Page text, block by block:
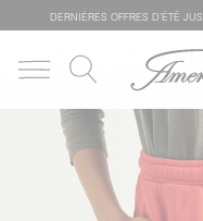
DERNIÈRES OFFRES D'ÉTÊ